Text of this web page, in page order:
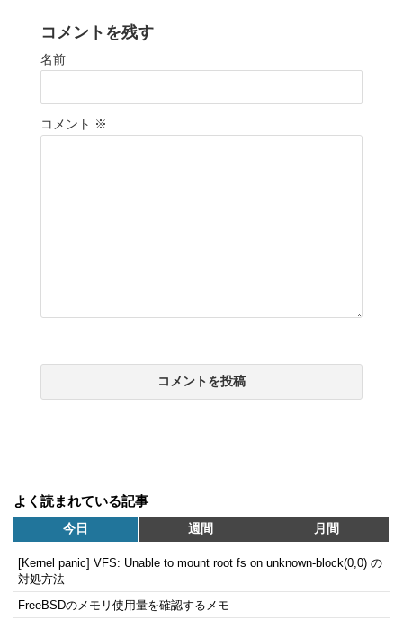
コメントを残す
名前
コメント ※
よく読まれている記事
今日 週間 月間
[Kernel panic] VFS: Unable to mount root fs on unknown-block(0,0) の
対処方法
FreeBSDのメモリ使用量を確認するメモ